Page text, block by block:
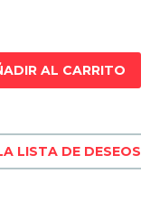
AL CARRITO
LISTA DE DESEOS